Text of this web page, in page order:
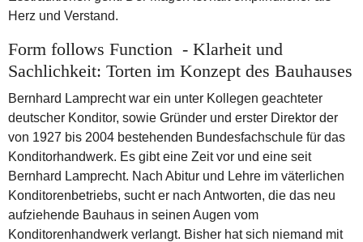
Herz und Verstand.
Form follows Function - Klarheit und
Sachlichkeit: Torten im Konzept des Bauhauses
Bernhard Lamprecht war ein unter Kollegen geachteter
deutscher Konditor, sowie Gründer und erster Direktor der
von 1927 bis 2004 bestehenden Bundesfachschule für das
Konditorhandwerk. Es gibt eine Zeit vor und eine seit
Bernhard Lamprecht. Nach Abitur und Lehre im väterlichen
Konditorenbetriebs, sucht er nach Antworten, die das neu
aufziehende Bauhaus in seinen Augen vom
Konditorenhandwerk verlangt. Bisher hat sich niemand mit